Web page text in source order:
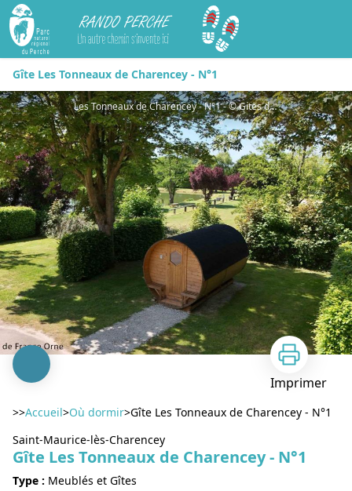
Rando Perche
Gîte Les Tonneaux de Charencey - N°1
Les Tonneaux de Charencey - N°1 - © Gites de France Orne
Imprimer
>>Accueil>Où dormir>Gîte Les Tonneaux de Charencey - N°1
Saint-Maurice-lès-Charencey
Gîte Les Tonneaux de Charencey - N°1
Type : Meublés et Gîtes